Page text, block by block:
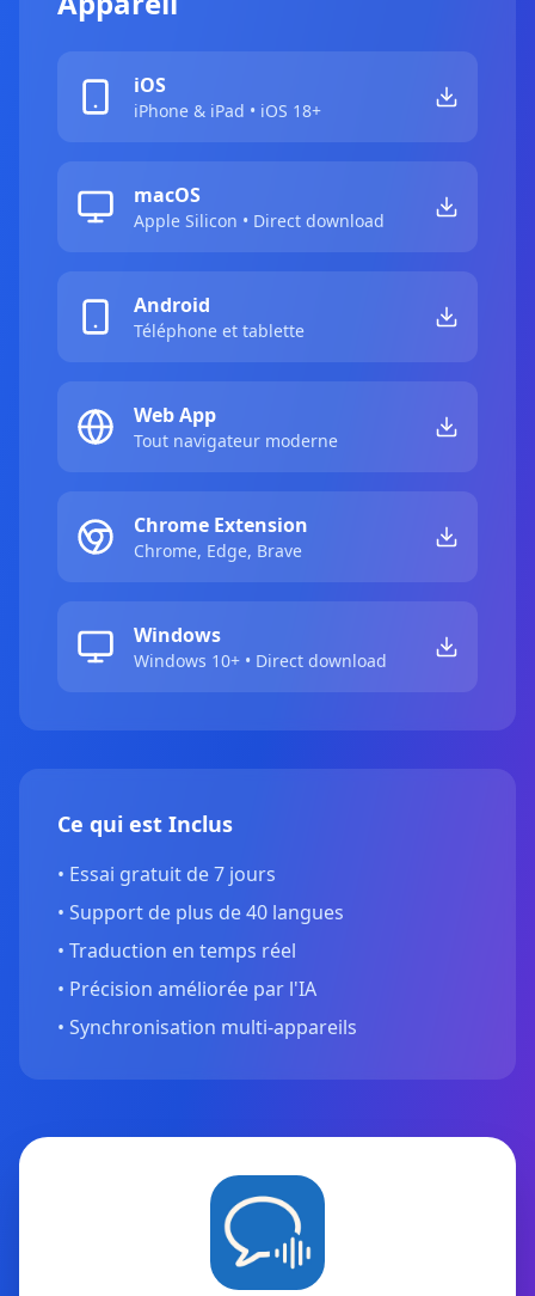
iOS
iPhone & iPad • iOS 18+
macOS
Apple Silicon • Direct download
Android
Téléphone et tablette
Web App
Tout navigateur moderne
Chrome Extension
Chrome, Edge, Brave
Windows
Windows 10+ • Direct download
Ce qui est Inclus
• Essai gratuit de 7 jours
• Support de plus de 40 langues
• Traduction en temps réel
• Précision améliorée par l'IA
• Synchronisation multi-appareils